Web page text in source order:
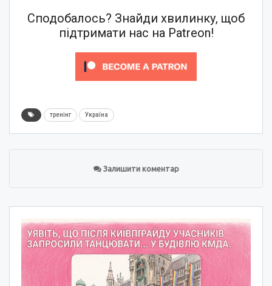
Сподобалось? Знайди хвилинку, щоб
підтримати нас на Patreon!
тренінг Україна
Залишити коментар